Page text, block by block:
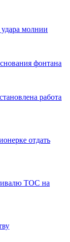
молнии
фонтана
работа
отдать
ТОС на